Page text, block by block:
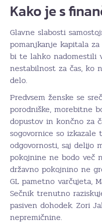
Kako je s
Glavne slabosti
pomanjkanje kapitala
bi te lahko nadomestili
nestabilnost za čas, ko
delo.
Predvsem ženske se
porodniške, morebitne
dopustov in končno za
sogovornice so
odgovornosti, saj delijo
pokojnine ne bodo več
državno pokojnino ne
GL pametno varčujeta,
Sečnik trenutno
pasiven dohodek. Zori
nepremičnine.